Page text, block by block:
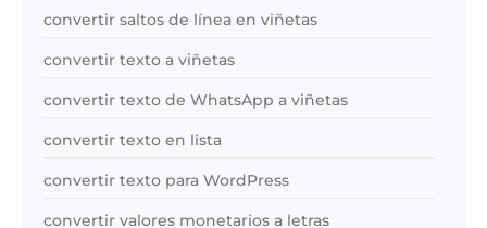
convertir saltos de línea en viñetas
convertir texto a viñetas
convertir texto de WhatsApp a viñetas
convertir texto en lista
convertir texto para WordPress
convertir valores monetarios a letras